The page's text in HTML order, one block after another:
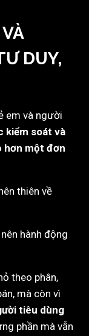
DUY,
em và người
kiểm soát và
hơn một đơn
thiên về
hành động
theo phân,
mà còn vì
tiêu dùng
phần mà vẫn